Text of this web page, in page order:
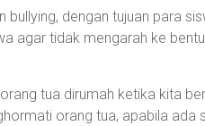
dengan tujuan para
agar tidak mengarah ke
tua dirumah ketika kita
orang tua, apabila ada